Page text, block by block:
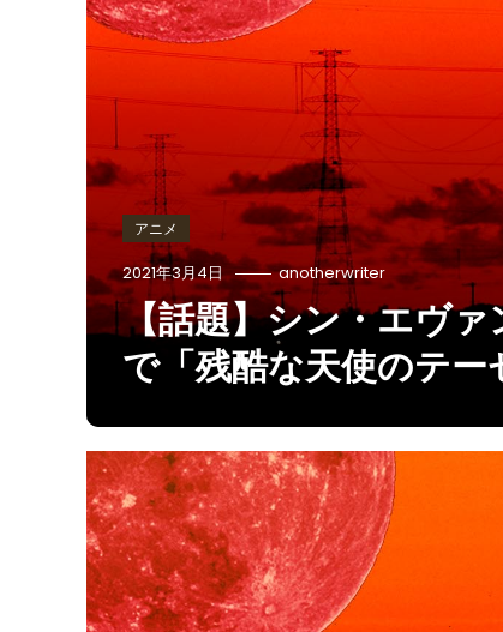
アニメ
2021年3月4日 anotherwriter
【話題】シン・エヴ
で「残酷な天使のテ